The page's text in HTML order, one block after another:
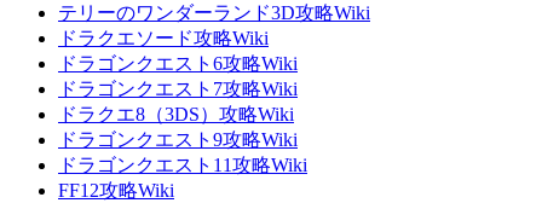
テリーのワンダーランド3D攻略Wiki
ドラクエソード攻略Wiki
ドラゴンクエスト6攻略Wiki
ドラゴンクエスト7攻略Wiki
ドラクエ8（3DS）攻略Wiki
ドラゴンクエスト9攻略Wiki
ドラゴンクエスト11攻略Wiki
FF12攻略Wiki